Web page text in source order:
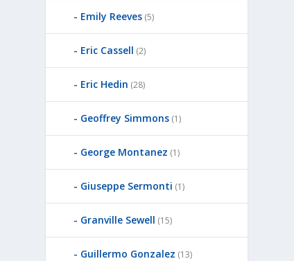
Emily Reeves (5)
Eric Cassell (2)
Eric Hedin (28)
Geoffrey Simmons (1)
George Montanez (1)
Giuseppe Sermonti (1)
Granville Sewell (15)
Guillermo Gonzalez (13)